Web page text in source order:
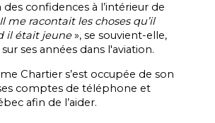
des confidences à l’intérieur de
Il me racontait les choses qu’il
il était jeune», se souvient-elle,
ses années dans l'aviation.
Chartier s’est occupée de son
comptes de téléphone et
afin de l’aider.